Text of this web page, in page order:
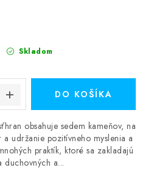
Skladom
DO KOŠÍKA
obsahuje sedem kameňov, na
udržanie pozitívneho myslenia a
praktík, ktoré sa zakladajú
duchovných a...